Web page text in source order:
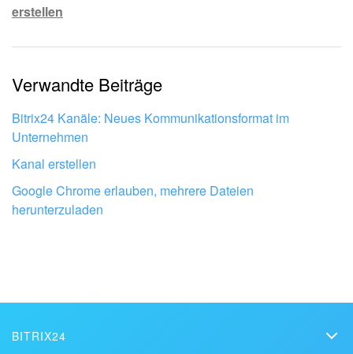
Mir gefällt nicht, wie das Tool funktioniert.
erstellen
Verwandte Beiträge
Bitrix24 Kanäle: Neues Kommunikationsformat im
Unternehmen
Kanal erstellen
Google Chrome erlauben, mehrere Dateien
herunterzuladen
BITRIX24